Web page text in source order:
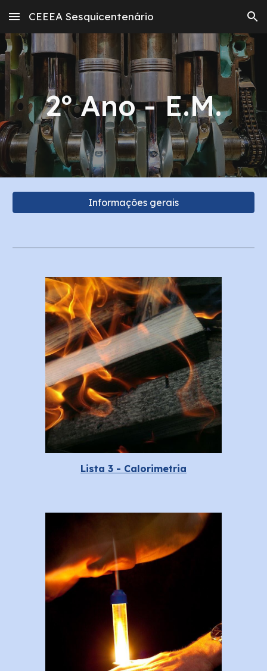
Skip to main content Skip to navigation
CEEEA Sesquicentenário
2º Ano - E.M.
Informações gerais
Lista 3 - Calorimetria